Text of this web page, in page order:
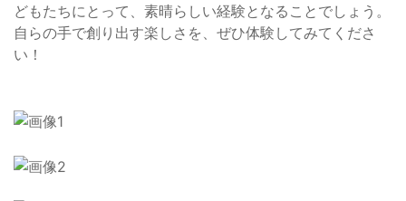
どもたちにとって、素晴らしい経験となることでしょう。
自らの手で創り出す楽しさを、ぜひ体験してみてくださ
い！